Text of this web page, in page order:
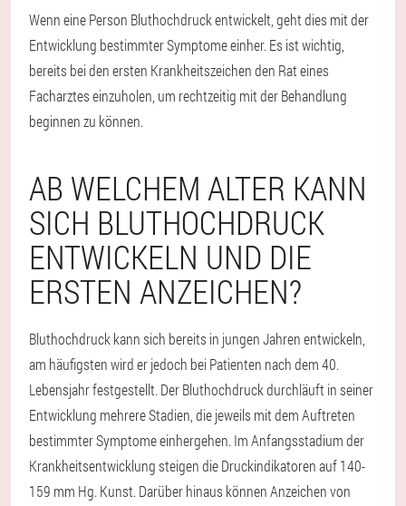
Wenn eine Person Bluthochdruck entwickelt, geht dies mit der
Entwicklung bestimmter Symptome einher. Es ist wichtig,
bereits bei den ersten Krankheitszeichen den Rat eines
Facharztes einzuholen, um rechtzeitig mit der Behandlung
beginnen zu können.
AB WELCHEM ALTER KANN
SICH BLUTHOCHDRUCK
ENTWICKELN UND DIE
ERSTEN ANZEICHEN?
Bluthochdruck kann sich bereits in jungen Jahren entwickeln,
am häufigsten wird er jedoch bei Patienten nach dem 40.
Lebensjahr festgestellt. Der Bluthochdruck durchläuft in seiner
Entwicklung mehrere Stadien, die jeweils mit dem Auftreten
bestimmter Symptome einhergehen. Im Anfangsstadium der
Krankheitsentwicklung steigen die Druckindikatoren auf 140-
159 mm Hg. Kunst. Darüber hinaus können Anzeichen von